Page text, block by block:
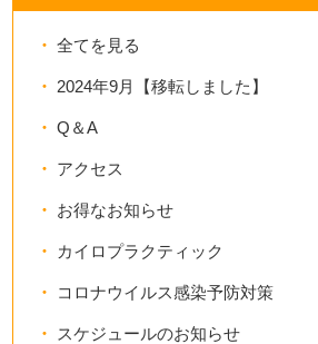
全てを見る
2024年9月【移転しました】
Q＆A
アクセス
お得なお知らせ
カイロプラクティック
コロナウイルス感染予防対策
スケジュールのお知らせ